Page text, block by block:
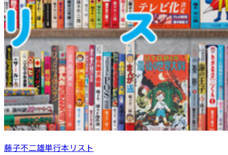
藤子不二雄単行本リスト